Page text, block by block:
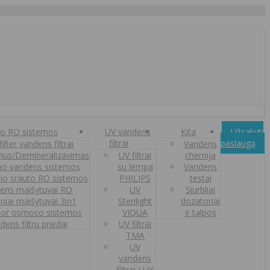
RO sistemos
vandens filtrai
Demineralizavimas
vandens sistemos
srauto RO sistemos
maišytuvai RO
maišytuvai 3in1
osmoso sistemos
filtru priedai
UV vandens
filtrai
UV filtrai
su lempa
PHILIPS
UV
Sterilight
VIQUA
UV filtrai
TMA
UV
vandens
Kita
Vandens
chemija
Vandens
testai
Siurbliai
dozatoriai
ir talpos
Užsakyti
paslaugą